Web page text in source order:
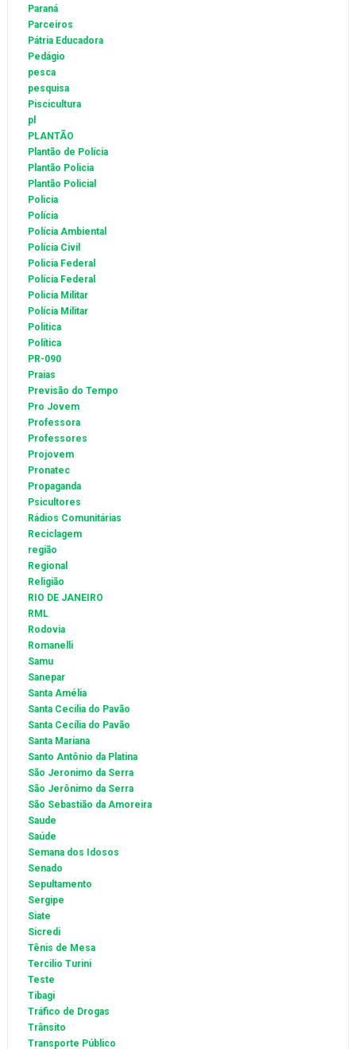
Paraná
Parceiros
Pátria Educadora
Pedágio
pesca
pesquisa
Piscicultura
pl
PLANTÃO
Plantão de Polícia
Plantão Policia
Plantão Policial
Policia
Polícia
Polícia Ambiental
Polícia Civil
Policia Federal
Polícia Federal
Policia Militar
Polícia Militar
Politica
Política
PR-090
Praias
Previsão do Tempo
Pro Jovem
Professora
Professores
Projovem
Pronatec
Propaganda
Psicultores
Rádios Comunitárias
Reciclagem
região
Regional
Religião
RIO DE JANEIRO
RML
Rodovia
Romanelli
Samu
Sanepar
Santa Amélia
Santa Cecilia do Pavão
Santa Cecília do Pavão
Santa Mariana
Santo Antônio da Platina
São Jeronimo da Serra
São Jerônimo da Serra
São Sebastião da Amoreira
Saude
Saúde
Semana dos Idosos
Senado
Sepultamento
Sergipe
Siate
Sicredi
Tênis de Mesa
Tercilio Turini
Teste
Tibagi
Tráfico de Drogas
Trânsito
Transporte Público